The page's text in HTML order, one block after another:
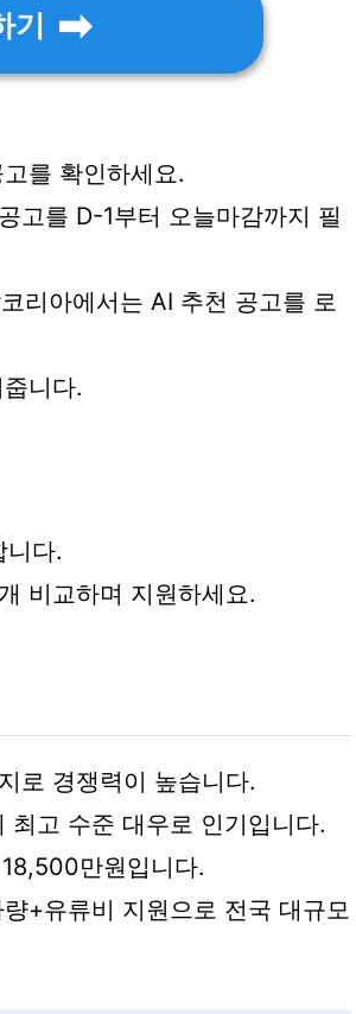
를 확인하세요.
를 D-1부터 오늘마감까지 필
리아에서는 AI 추천 공고를 로
니다.
니다.
비교하며 지원하세요.
로 경쟁력이 높습니다.
고 수준 대우로 인기입니다.
만원입니다.
+유류비 지원으로 전국 대규모